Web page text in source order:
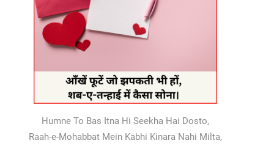
Humne To Bas Itna Hi Seekha Hai Dosto,
Raah-e-Mohabbat Mein Kabhi Kinara Nahi Milta,